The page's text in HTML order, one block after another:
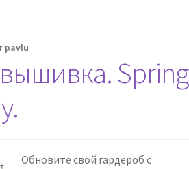
pavlu
Spring
Обновите свой гардероб с